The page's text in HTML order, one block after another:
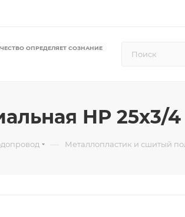
ОПРЕДЕЛЯЕТ СОЗНАНИЕ
НР 25x3/
— Металлопластик и сшитый